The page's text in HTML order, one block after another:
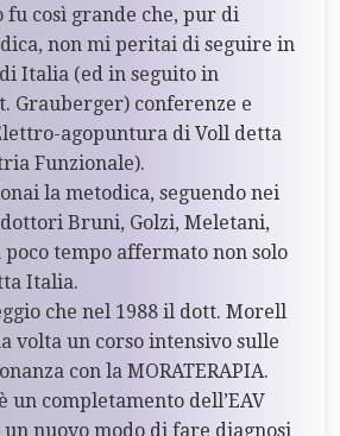
fu così grande che, pur di
non mi peritai di seguire in
Italia (ed in seguito in
Grauberger) conferenze e
agopuntura di Voll detta
Funzionale).
la metodica, seguendo nei
Bruni, Golzi, Meletani,
poco tempo affermato non solo
Italia.
che nel 1988 il dott. Morell
volta un corso intensivo sulle
con la MORATERAPIA.
un completamento dell’EAV
un nuovo modo di fare diagnosi